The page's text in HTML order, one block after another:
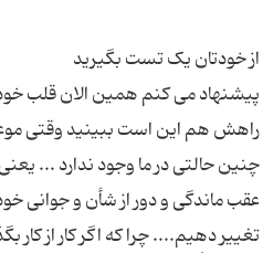
پیشنهاد می کنم همین الان قلب
راهش هم این است ببینید وقتی
چنین حالتی در ما وجود ندارد ...
عقب ماندگی و دور از شأن و جوانی
تغییر دهیم.... چرا که اگر کار از